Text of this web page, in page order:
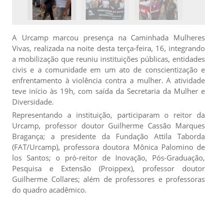
A Urcamp marcou presença na Caminhada Mulheres
Vivas, realizada na noite desta terça-feira, 16, integrando
a mobilização que reuniu instituições públicas, entidades
civis e a comunidade em um ato de conscientização e
enfrentamento à violência contra a mulher. A atividade
teve início às 19h, com saída da Secretaria da Mulher e
Diversidade.
Representando a instituição, participaram o reitor da
Urcamp, professor doutor Guilherme Cassão Marques
Bragança; a presidente da Fundação Attila Taborda
(FAT/Urcamp), professora doutora Mônica Palomino de
los Santos; o pró-reitor de Inovação, Pós-Graduação,
Pesquisa e Extensão (Proippex), professor doutor
Guilherme Collares; além de professores e professoras
do quadro acadêmico.